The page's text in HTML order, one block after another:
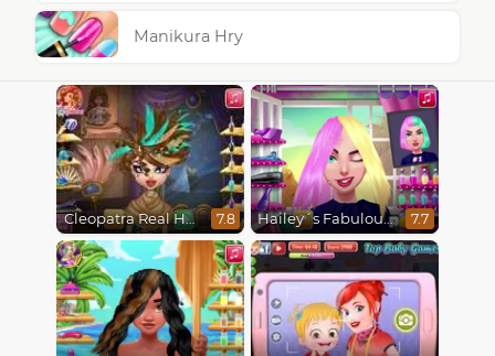
Manikura Hry
Cleopatra Real Haircuts 7.8 Hailey´s Fabulous Hairstyle Challenge 7.7